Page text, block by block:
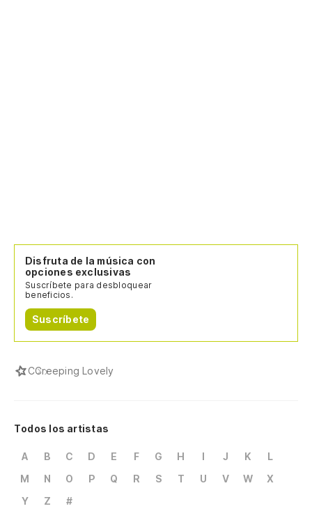
Disfruta de la música con
opciones exclusivas
Suscríbete para desbloquear
beneficios.
Suscríbete
CCreeping Lovely
Todos los artistas
A B C D E F G H I J K
L
M
N O P Q R S T U V W
X
Y
Z #